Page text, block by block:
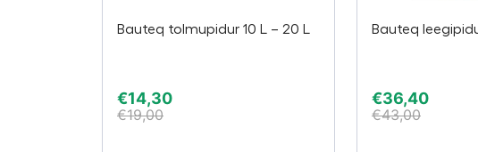
Bauteq tolmupidur 10 L – 20 L
€14,30
€19,00
Bauteq
€36,40
€43,00